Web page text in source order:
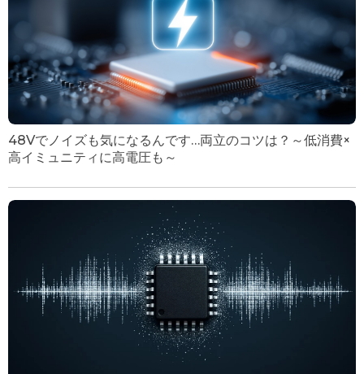
48Vでノイズも気になるんです…両立のコツは？～低消費×
高イミュニティに高電圧も～